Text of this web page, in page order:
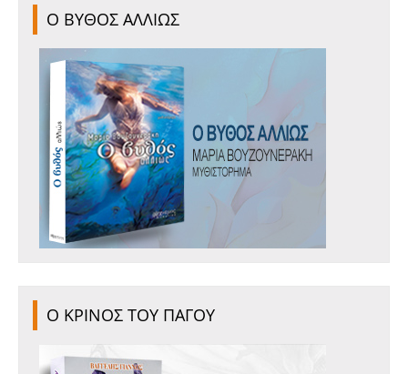
Ο ΒΥΘΟΣ ΑΛΛΙΩΣ
Ο ΚΡΙΝΟΣ ΤΟΥ ΠΑΓΟΥ